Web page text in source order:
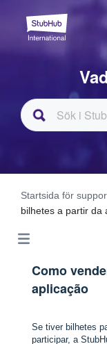
Startsida för
bilhetes a partir da
Como
aplicação
Se tiver bilhetes
participar, a